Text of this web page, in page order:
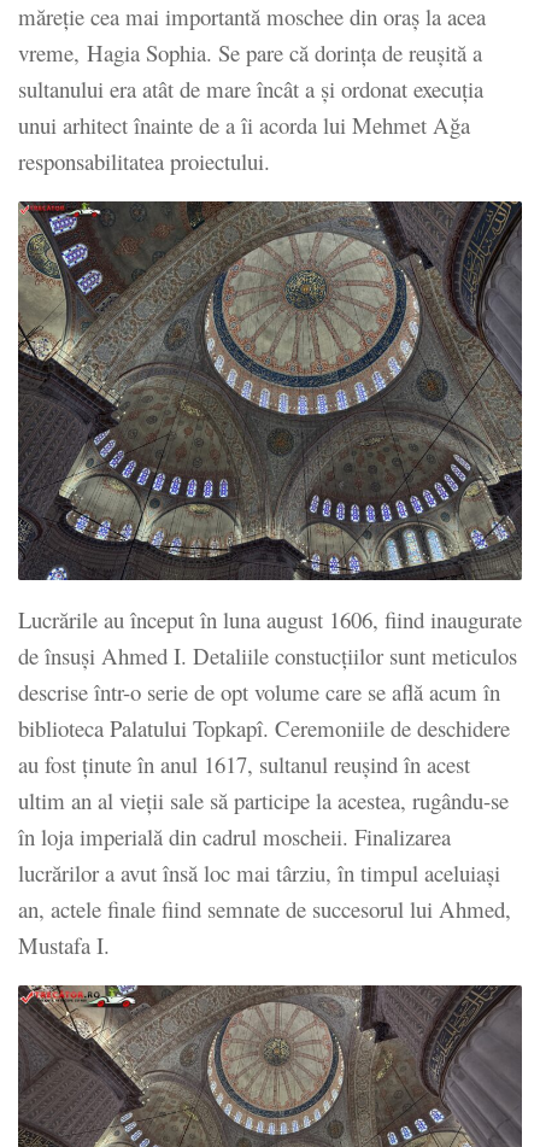
măreție cea mai importantă moschee din oraș la acea
vreme, Hagia Sophia. Se pare că dorința de reușită a
sultanului era atât de mare încât a și ordonat execuția
unui arhitect înainte de a îi acorda lui Mehmet Ağa
responsabilitatea proiectului.
Lucrările au început în luna august 1606, fiind inaugurate
de însuși Ahmed I. Detaliile constucțiilor sunt meticulos
descrise într-o serie de opt volume care se află acum în
biblioteca Palatului Topkapî. Ceremoniile de deschidere
au fost ținute în anul 1617, sultanul reușind în acest
ultim an al vieții sale să participe la acestea, rugându-se
în loja imperială din cadrul moscheii. Finalizarea
lucrărilor a avut însă loc mai târziu, în timpul aceluiași
an, actele finale fiind semnate de succesorul lui Ahmed,
Mustafa I.